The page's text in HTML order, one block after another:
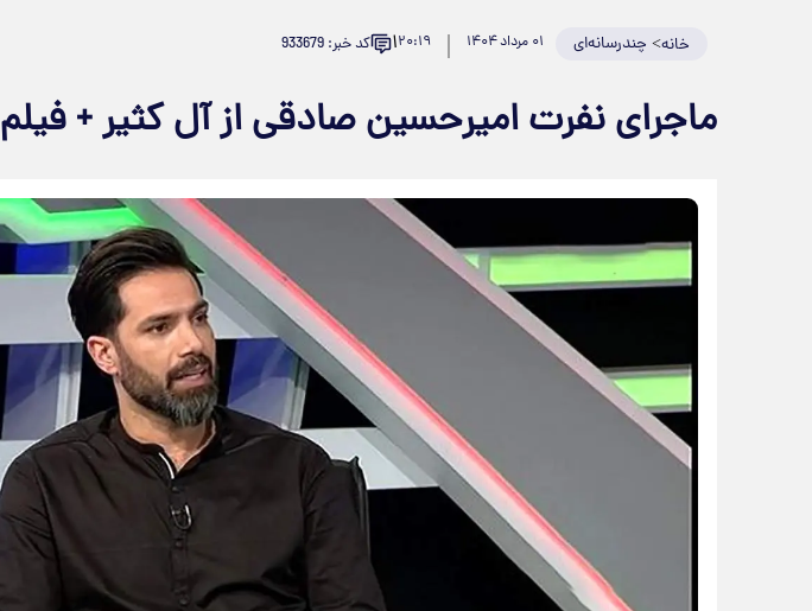
خانه> چندرسانه‌ای ۰۱ مرداد ۱۴۰۴ ۲۰:۱۹۱ کد خبر: 933679
ماجرای نفرت امیرحسین صادقی از آل کثیر + فیلم